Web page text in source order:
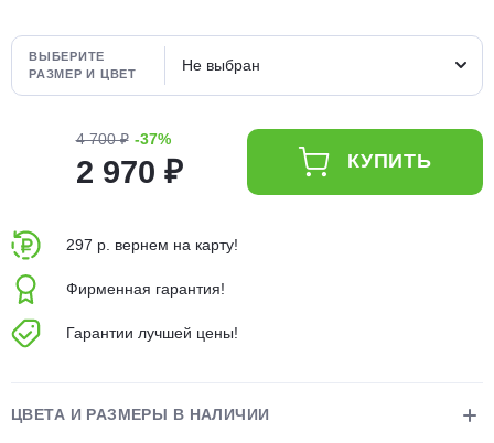
ВЫБЕРИТЕ
РАЗМЕР И ЦВЕТ
Не выбран
4 700 ₽ -37%
2 970 ₽ КУПИТЬ
297 р. вернем на карту!
Фирменная гарантия!
Гарантии лучшей цены!
ЦВЕТА И РАЗМЕРЫ В НАЛИЧИИ
об оплате Плайтом
25
недели
Остались вопросы?
8 800 302-02-51